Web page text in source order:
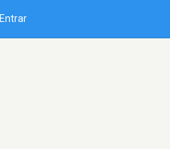
Entrar